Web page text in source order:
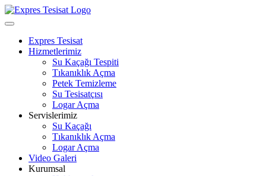
Skip
to
Open
Expres Tesisat
Hizmetlerimiz
Su Kaçağı Tespiti
Tıkanıklık Açma
Petek Temizleme
Su Tesisatçısı
Logar Açma
Servislerimiz
Su Kaçağı
Tıkanıklık Açma
Logar Açma
Video Galeri
Kurumsal